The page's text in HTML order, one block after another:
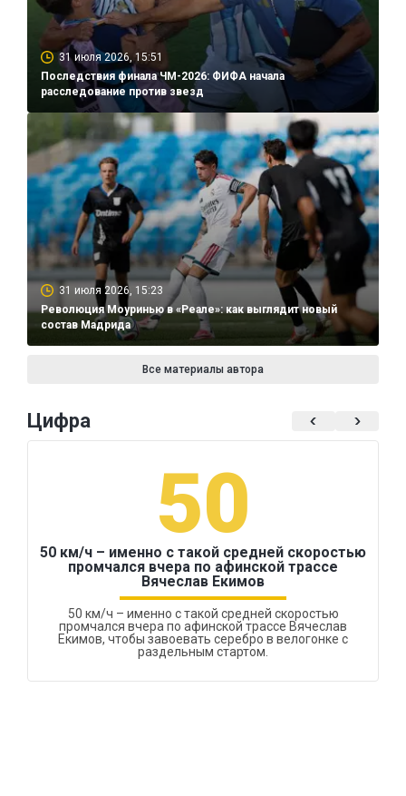
31 июля 2026, 15:51
Последствия финала ЧМ-2026: ФИФА начала
расследование против звезд
31 июля 2026, 15:23
Революция Моуринью в «Реале»: как выглядит новый
состав Мадрида
Все материалы автора
Цифра
50
50 км/ч – именно с такой средней скоростью
промчался вчера по афинской трассе
Вячеслав Екимов
50 км/ч – именно с такой средней скоростью
промчался вчера по афинской трассе Вячеслав
Екимов, чтобы завоевать серебро в велогонке с
раздельным стартом.